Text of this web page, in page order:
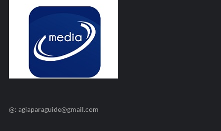
@: agiaparaguide@gmail.com